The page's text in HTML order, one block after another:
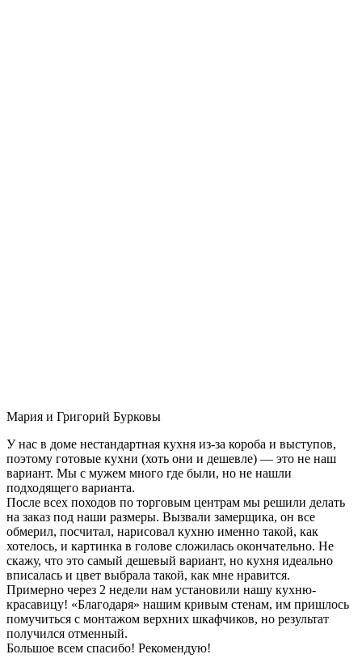
Мария и Григорий Бурковы
У нас в доме нестандартная кухня из-за короба и выступов,
поэтому готовые кухни (хоть они и дешевле) — это не наш
вариант. Мы с мужем много где были, но не нашли
подходящего варианта.
После всех походов по торговым центрам мы решили делать
на заказ под наши размеры. Вызвали замерщика, он все
обмерил, посчитал, нарисовал кухню именно такой, как
хотелось, и картинка в голове сложилась окончательно. Не
скажу, что это самый дешевый вариант, но кухня идеально
вписалась и цвет выбрала такой, как мне нравится.
Примерно через 2 недели нам установили нашу кухню-
красавицу! «Благодаря» нашим кривым стенам, им пришлось
помучиться с монтажом верхних шкафчиков, но результат
получился отменный.
Большое всем спасибо! Рекомендую!